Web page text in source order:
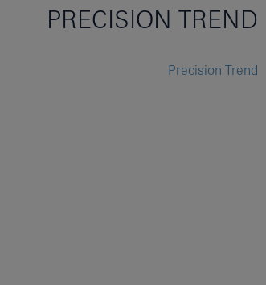
PRECISION TREND
Precision Trend